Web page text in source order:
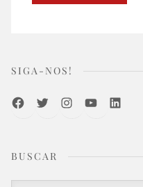
SIGA-NOS!
FacebookTwitterInstagramYoutubeLinkedIn
BUSCAR